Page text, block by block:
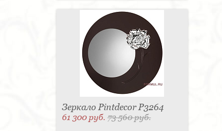
Зеркало Pintdecor P3264
61 300 руб.73 560 руб.